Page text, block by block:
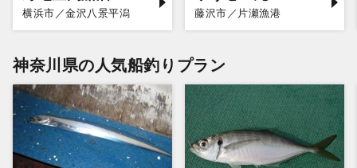
横浜市／金沢八景平潟 藤沢市／片瀬漁港
神奈川県の人気船釣りプラン